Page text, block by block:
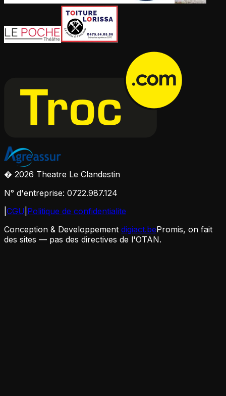
� 2026 Theatre Le Clandestin
N° d'entreprise: 0722.987.124
CGU Politique de confidentialite
Conception & Developpement digiact.bePromis, on fait
des sites — pas des directives de l'OTAN.